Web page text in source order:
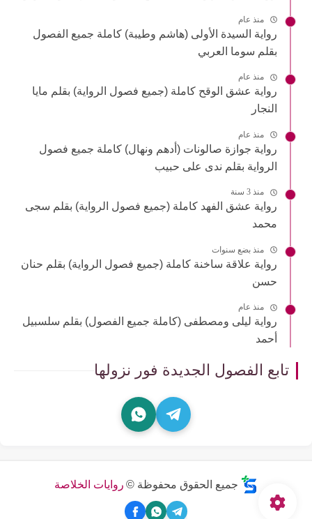
منذ عام
رواية السيدة الأولى (هاشم وطيبة) كاملة جميع الفصول
بقلم سوما العربي
منذ عام
رواية عشق الوقح كاملة (جميع فصول الرواية) بقلم مايا
النجار
منذ عام
رواية جوازة صالونات (أدهم ونهال) كاملة جميع فصول
الرواية بقلم ندى على حبيب
منذ 3 سنة
رواية عشق الفهد كاملة (جميع فصول الرواية) بقلم سجى
محمد
منذ بضع سنوات
رواية علاقة ساخنة كاملة (جميع فصول الرواية) بقلم حنان
حسن
منذ عام
رواية ليلى ومصطفى (كاملة جميع الفصول) بقلم سلسبيل
أحمد
تابع الفصول الجديدة فور نزولها
جميع الحقوق محفوظة © روايات الخلاصة